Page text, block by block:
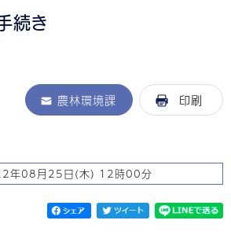
続き
農林環境課 印刷
年08月25日(木) 12時00分